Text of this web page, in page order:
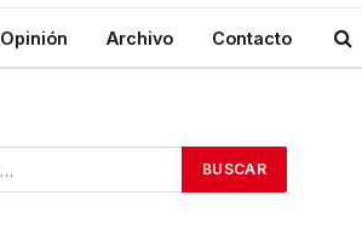
Opinión Archivo Contacto